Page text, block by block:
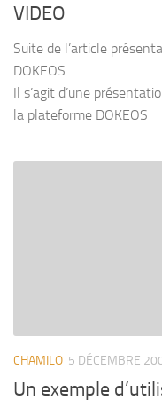
VIDEO
Suite de l’article
DOKEOS.
Il s’agit d’une
la plateforme DOKEOS
CHAMILO 5 DÉCEMBRE
Un exemple